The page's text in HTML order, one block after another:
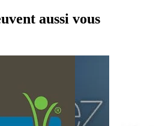
aussi vous